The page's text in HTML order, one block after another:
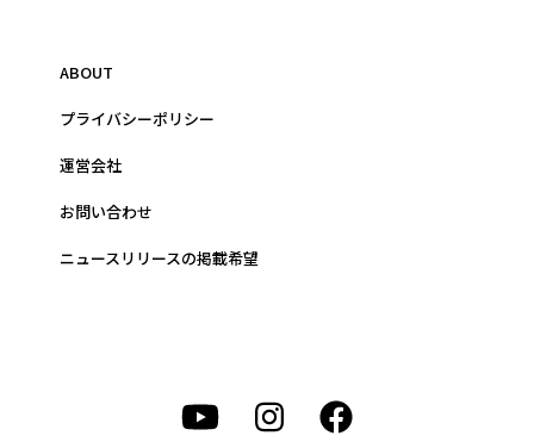
ABOUT
プライバシーポリシー
運営会社
お問い合わせ
ニュースリリースの掲載希望